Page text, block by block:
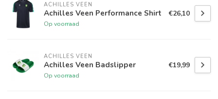
ACHILLES VEEN
Achilles Veen Performance Shirt
Op voorraad
€26,10
ACHILLES VEEN
Achilles Veen Badslipper
Op voorraad
€19,99